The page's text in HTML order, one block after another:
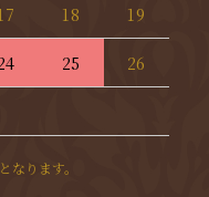
18 19
25 26
ります。